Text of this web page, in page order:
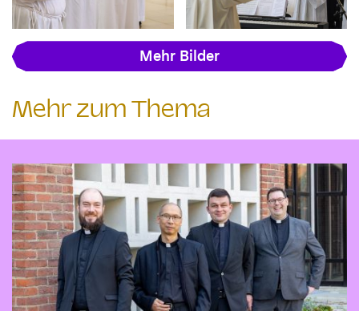
Mehr Bilder
Mehr zum Thema